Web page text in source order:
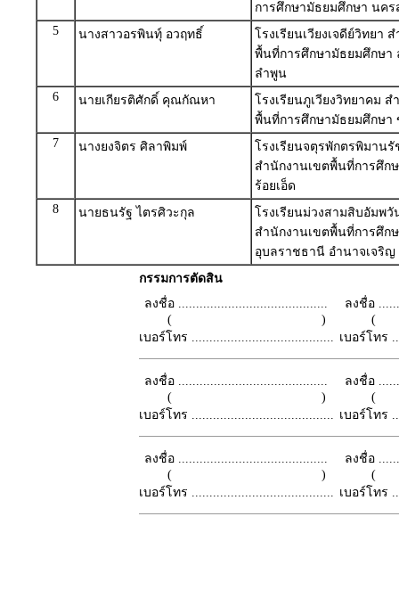
การศึกษามัธยมศึกษา นคร
5
นางสาวอรพินทุ์ อวฤทธิ์
โรงเรียนเวียงเจดีย์วิทยา
พื้นที่การศึกษามัธยมศึกษา
ลำพูน
6
นายเกียรติศักดิ์ คุณกัณหา
โรงเรียนภูเวียงวิทยาคม ส
พื้นที่การศึกษามัธยมศึกษา
7
นางยงจิตร ศิลาพิมพ์
โรงเรียนจตุรพักตรพิมานรั
สำนักงานเขตพื้นที่การศึก
ร้อยเอ็ด
8
นายธนรัฐ ไตรศิวะกุล
โรงเรียนม่วงสามสิบอัมพวั
สำนักงานเขตพื้นที่การศึก
อุบลราชธานี อำนาจเจริญ
กรรมการตัดสิน
ลงชื่อ ..........................................
( )
เบอร์โทร ........................................
ลงชื่อ
เบอร์โทร
ลงชื่อ ..........................................
( )
เบอร์โทร ........................................
ลงชื่อ
เบอร์โทร
ลงชื่อ ..........................................
( )
เบอร์โทร ........................................
ลงชื่อ
เบอร์โทร